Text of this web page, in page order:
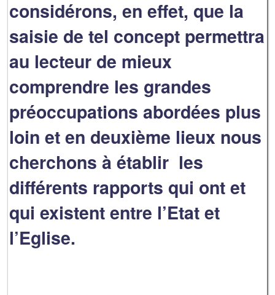
considérons, en effet, que la
saisie de tel concept permettra
au lecteur de mieux
comprendre les grandes
préoccupations abordées plus
loin et en deuxième lieux nous
cherchons à établir les
différents rapports qui ont et
qui existent entre l’Etat et
l’Eglise.